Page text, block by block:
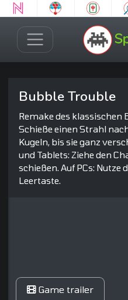
Bubble Trouble
Remake des klassischen
Schieße einen Strahl
Kugeln, bis sie ganz
und Tablets: Ziehe den
schießen. Auf PCs: Nutze
Leertaste.
Game trailer